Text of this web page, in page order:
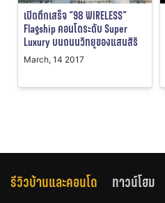
เปิดตึกเสร็จ “98 WIRELESS”
Flagship คอนโดระดับ Super
Luxury บนถนนวิทยุของแสนสิริ
March, 14 2017
รีวิวบ้านและคอนโด ทาวน์โฮม